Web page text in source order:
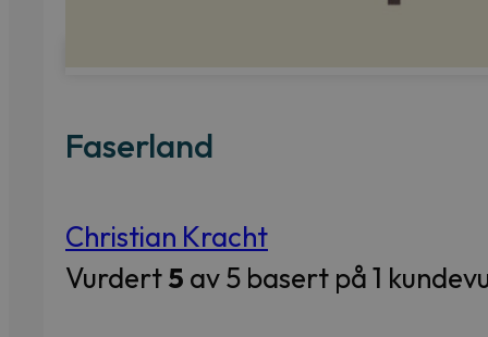
Faserland
Christian Kracht
Vurdert5 av 5 basert på1